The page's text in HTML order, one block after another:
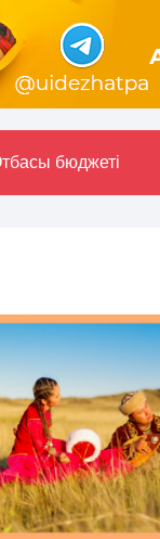
бюджетi